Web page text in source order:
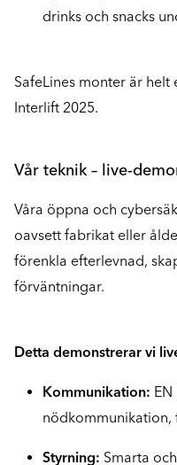
drinks och snacks
SafeLines monter är
Interlift 2025.
Vår teknik – live-
Våra öppna och
oavsett fabrikat eller
förenkla efterlevnad,
förväntningar.
Detta demonstrerar vi
Kommunikation:
nödkommunikation,
Styrning: Smarta